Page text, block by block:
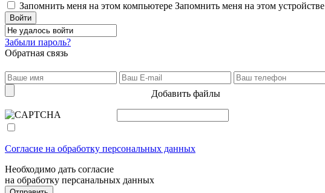
Запомнить меня на этом компьютере Запомнить меня на этом устройстве
Забыли пароль?
Обратная связь
Добавить файлы
Согласие на обработку персональных данных
Необходимо дать согласие
на обработку персанальных данных